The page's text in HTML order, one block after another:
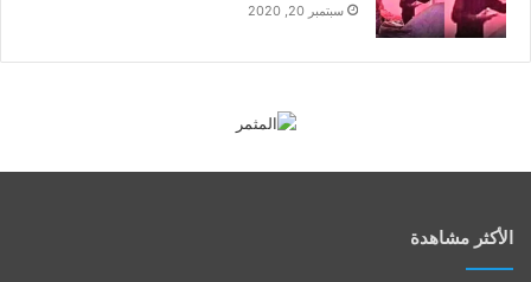
سبتمبر 20, 2020
الأكثر مشاهدة